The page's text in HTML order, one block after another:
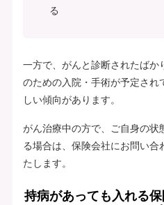
る
一方で、がんと診断されたばか
のための入院・手術が予定され
しい傾向があります。
がん治療中の方で、ご自身の状
る場合は、保険会社にお問い
たします。
持病があっても入れる